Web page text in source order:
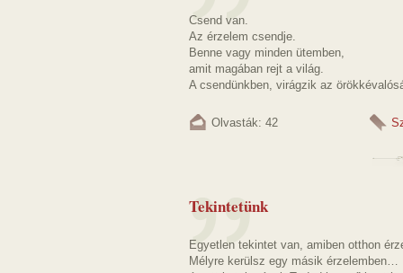
Csend van.
Az érzelem csendje.
Benne vagy minden ütemben,
amit magában rejt a világ.
A csendünkben, virágzik az
Olvasták: 42
Tekintetünk
Egyetlen tekintet van, amiben otthon
Mélyre kerülsz egy másik érzelemben…